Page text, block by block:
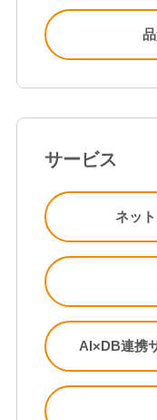
サービス
ネッ
AI×DB連携